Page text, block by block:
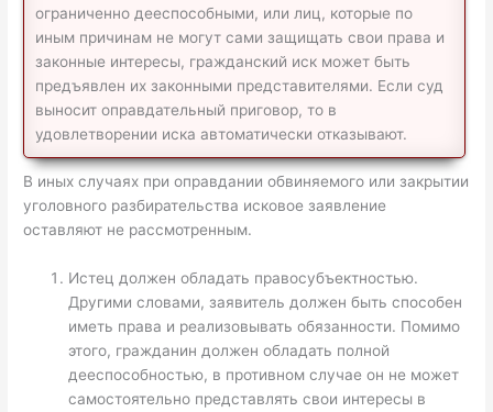
ограниченно дееспособными, или лиц, которые по
иным причинам не могут сами защищать свои права и
законные интересы, гражданский иск может быть
предъявлен их законными представителями. Если суд
выносит оправдательный приговор, то в
удовлетворении иска автоматически отказывают.
В иных случаях при оправдании обвиняемого или закрытии
уголовного разбирательства исковое заявление
оставляют не рассмотренным.
Истец должен обладать правосубъектностью.
Другими словами, заявитель должен быть способен
иметь права и реализовывать обязанности. Помимо
этого, гражданин должен обладать полной
дееспособностью, в противном случае он не может
самостоятельно представлять свои интересы в